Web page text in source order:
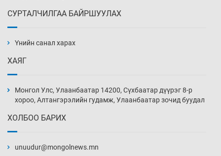
нэмэгджээ
8 цаг 10 мин
8 цаг 40 мин
СУРТАЛЧИЛГАА БАЙРШУУЛАХ
Үнийн санал харах
ХАЯГ
Монгол Улс, Улаанбаатар 14200, Сүхбаатар дүүрэг 8-р
хороо, Алтангэрэлийн гудамж, Улаанбаатар зочид буудал
ХОЛБОО БАРИХ
unuudur@mongolnews.mn